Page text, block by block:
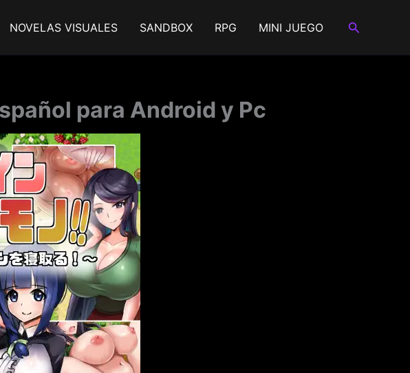
NOVELAS VISUALES SANDBOX RPG MINI JUEGO Buscar
para Android y Pc